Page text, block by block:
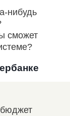
нибудь
сможет